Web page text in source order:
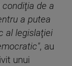
de a
a putea
al legislaţiei
, au
unui